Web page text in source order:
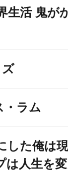
生活 鬼が
・ラム
した俺は
は人生を